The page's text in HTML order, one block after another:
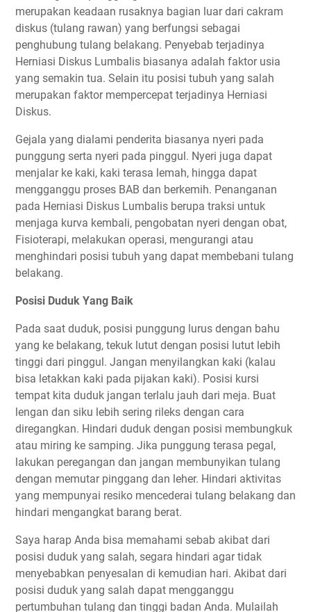
merupakan keadaan rusaknya bagian luar dari cakram
diskus (tulang rawan) yang berfungsi sebagai
penghubung tulang belakang. Penyebab terjadinya
Herniasi Diskus Lumbalis biasanya adalah faktor usia
yang semakin tua. Selain itu posisi tubuh yang salah
merupakan faktor mempercepat terjadinya Herniasi
Diskus.
Gejala yang dialami penderita biasanya nyeri pada
punggung serta nyeri pada pinggul. Nyeri juga dapat
menjalar ke kaki, kaki terasa lemah, hingga dapat
mengganggu proses BAB dan berkemih. Penanganan
pada Herniasi Diskus Lumbalis berupa traksi untuk
menjaga kurva kembali, pengobatan nyeri dengan obat,
Fisioterapi, melakukan operasi, mengurangi atau
menghindari posisi tubuh yang dapat membebani tulang
belakang.
Posisi Duduk Yang Baik
Pada saat duduk, posisi punggung lurus dengan bahu
yang ke belakang, tekuk lutut dengan posisi lutut lebih
tinggi dari pinggul. Jangan menyilangkan kaki (kalau
bisa letakkan kaki pada pijakan kaki). Posisi kursi
tempat kita duduk jangan terlalu jauh dari meja. Buat
lengan dan siku lebih sering rileks dengan cara
diregangkan. Hindari duduk dengan posisi membungkuk
atau miring ke samping. Jika punggung terasa pegal,
lakukan peregangan dan jangan membunyikan tulang
dengan memutar pinggang dan leher. Hindari aktivitas
yang mempunyai resiko mencederai tulang belakang dan
hindari mengangkat barang berat.
Saya harap Anda bisa memahami sebab akibat dari
posisi duduk yang salah, segara hindari agar tidak
menyebabkan penyesalan di kemudian hari. Akibat dari
posisi duduk yang salah dapat mengganggu
pertumbuhan tulang dan tinggi badan Anda. Mulailah